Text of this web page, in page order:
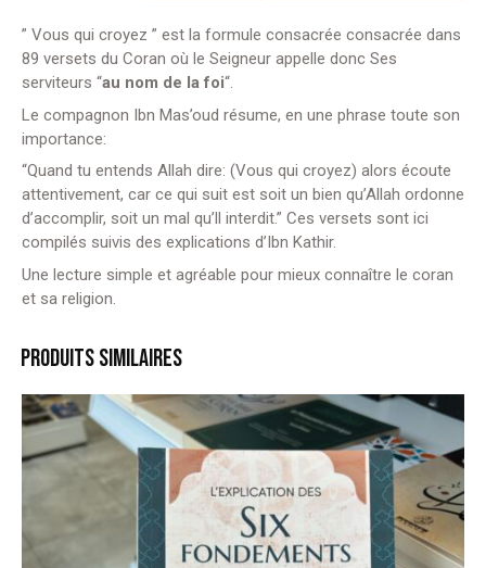
des
savants)
” Vous qui croyez ” est la formule consacrée consacrée dans
89 versets du Coran où le Seigneur appelle donc Ses
serviteurs “au nom de la foi“.
Le compagnon Ibn Mas’oud résume, en une phrase toute son
importance:
“Quand tu entends Allah dire: (Vous qui croyez) alors écoute
attentivement, car ce qui suit est soit un bien qu’Allah ordonne
d’accomplir, soit un mal qu’ll interdit.” Ces versets sont ici
compilés suivis des explications d’Ibn Kathir.
Une lecture simple et agréable pour mieux connaître le coran
et sa religion.
PRODUITS SIMILAIRES